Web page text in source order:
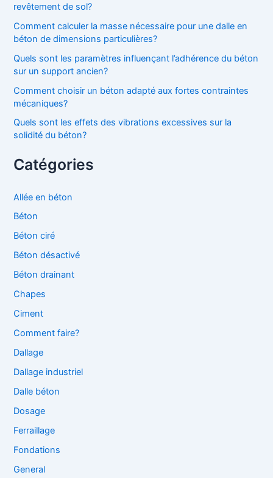
revêtement de sol?
Comment calculer la masse nécessaire pour une dalle en
béton de dimensions particulières?
Quels sont les paramètres influençant l’adhérence du béton
sur un support ancien?
Comment choisir un béton adapté aux fortes contraintes
mécaniques?
Quels sont les effets des vibrations excessives sur la
solidité du béton?
Catégories
Allée en béton
Béton
Béton ciré
Béton désactivé
Béton drainant
Chapes
Ciment
Comment faire?
Dallage
Dallage industriel
Dalle béton
Dosage
Ferraillage
Fondations
General